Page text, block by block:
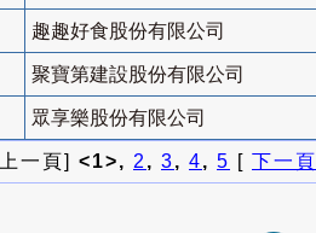
趣趣好食股份有限公司
聚寶第建設股份有限公司
眾享樂股份有限公司
一頁] <1>, 2, 3, 4, 5 [ 下一頁